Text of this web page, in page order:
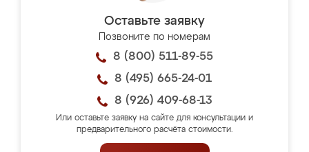
Оставьте заявку
Позвоните по номерам
8 (800) 511-89-55
8 (495) 665-24-01
8 (926) 409-68-13
Или оставьте заявку на сайте для консультации и
предварительного расчёта стоимости.